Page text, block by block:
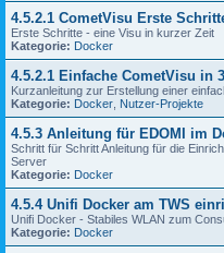
4.5.2.1 CometVisu Erste
Erste Schritte - eine Visu in kurzer Zeit
Kategorie: Docker
4.5.2.1 Einfache CometVisu in
Kurzanleitung zur Erstellung einer
Kategorie: Docker Nutzer-Projekte
4.5.3 Anleitung für EDOMI im
Schritt für Schritt Anleitung für die
Server
Kategorie: Docker
4.5.4 Unifi Docker am TWS
Unifi Docker - Stabiles WLAN zum
Kategorie: Docker